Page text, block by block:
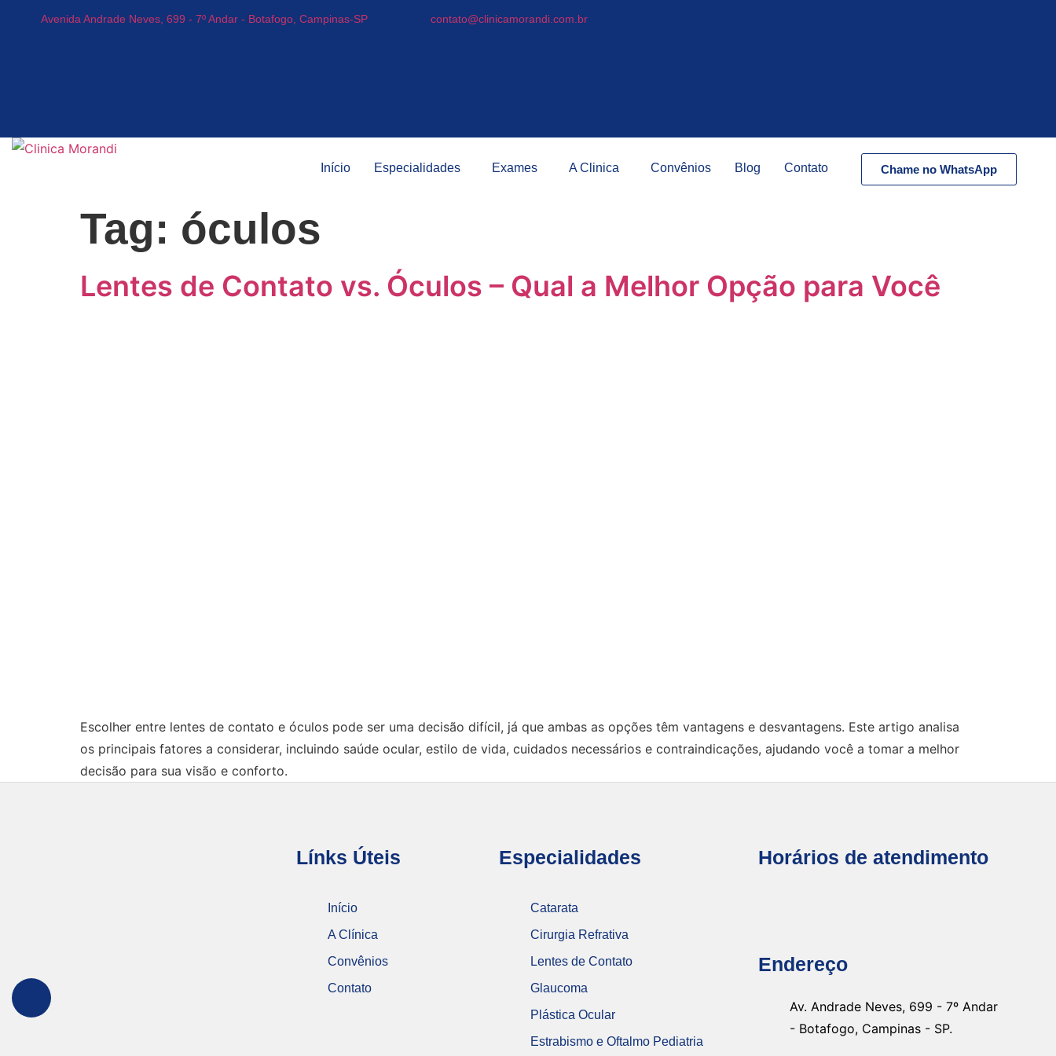
Avenida Andrade Neves, 699 - 7º Andar - Botafogo, Campinas-SP contato@clinicamorandi.com.br
Início Especialidades Exames A Clinica Convênios Blog Contato Chame no WhatsApp
Tag: óculos
Lentes de Contato vs. Óculos – Qual a Melhor Opção para Você
Escolher entre lentes de contato e óculos pode ser uma decisão difícil, já que ambas as opções têm vantagens e desvantagens. Este artigo analisa
os principais fatores a considerar, incluindo saúde ocular, estilo de vida, cuidados necessários e contraindicações, ajudando você a tomar a melhor
decisão para sua visão e conforto.
Línks Úteis
Início
A Clínica
Convênios
Contato
Especialidades
Catarata
Cirurgia Refrativa
Lentes de Contato
Glaucoma
Plástica Ocular
Estrabismo e Oftalmo Pediatria
Horários de atendimento
Endereço
Av. Andrade Neves, 699 - 7º Andar
- Botafogo, Campinas - SP.